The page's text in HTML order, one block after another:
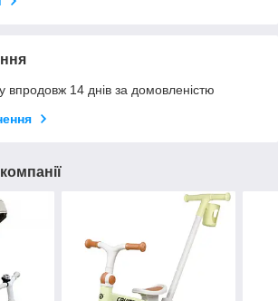
впродовж 14 днів за домовленістю